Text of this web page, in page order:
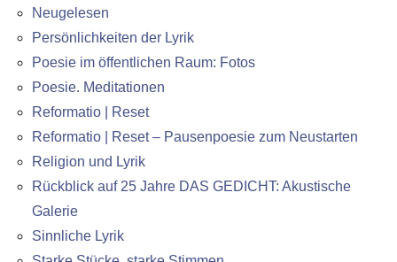
Neugelesen
Persönlichkeiten der Lyrik
Poesie im öffentlichen Raum: Fotos
Poesie. Meditationen
Reformatio | Reset
Reformatio | Reset – Pausenpoesie zum Neustarten
Religion und Lyrik
Rückblick auf 25 Jahre DAS GEDICHT: Akustische
Galerie
Sinnliche Lyrik